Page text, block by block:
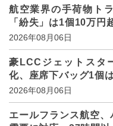
航空業界の手荷物ト
「紛失」は1個10万
2026年08月06日
豪LCCジェットスタ
化、座席下バッグ1個
2026年08月06日
エールフランス航空